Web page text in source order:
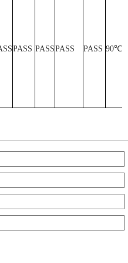
PASS PASSPASS PASS 90℃